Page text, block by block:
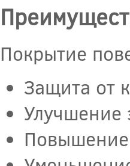
Покрытие
Защита от
Улучшение